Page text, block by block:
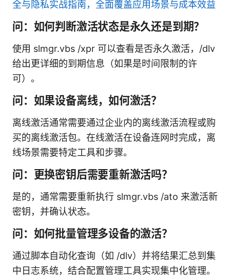
全与隐私实战指南，全面覆盖应用场景与成本效益
问：如何判断激活状态是永久还是到期？
使用 slmgr.vbs /xpr 可以查看是否永久激活，/dlv
给出更详细的到期信息（如果是时间限制的许
可）。
问：如果设备离线，如何激活？
离线激活通常需要通过企业内的离线激活流程或购
买的离线激活包。在线激活在设备连网时完成，离
线场景需要特定工具和步骤。
问：更换密钥后需要重新激活吗？
是的，通常需要重新执行 slmgr.vbs /ato 来激活新
密钥，并确认状态。
问：如何批量管理多设备的激活？
通过脚本自动化查询（如 /dlv）并将结果汇总到集
中日志系统，结合配置管理工具实现集中化管理。